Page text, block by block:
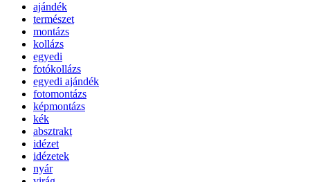
ajándék
természet
montázs
kollázs
egyedi
fotókollázs
egyedi ajándék
fotomontázs
képmontázs
kék
absztrakt
idézet
idézetek
nyár